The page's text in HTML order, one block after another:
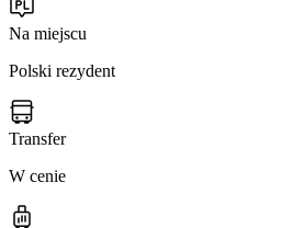
Na miejscu
Polski rezydent
Transfer
W cenie